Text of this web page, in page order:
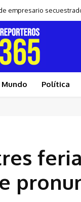
empresario
Mundo Política